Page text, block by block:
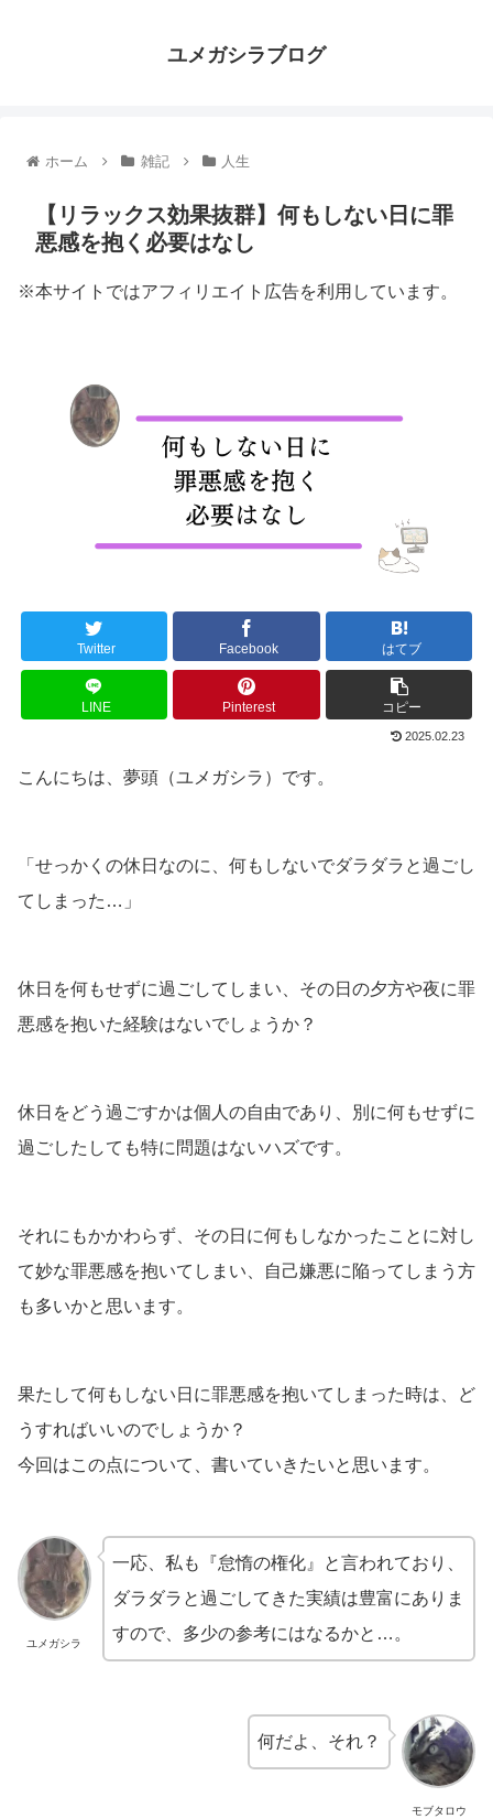
ユメガシラブログ
ホーム 雑記 人生
【リラックス効果抜群】何もしない日に罪
悪感を抱く必要はなし
※本サイトではアフィリエイト広告を利用しています。
Twitter Facebook はてブ
LINE Pinterest コピー
2025.02.23
こんにちは、夢頭（ユメガシラ）です。
「せっかくの休日なのに、何もしないでダラダラと過ごし
てしまった…」
休日を何もせずに過ごしてしまい、その日の夕方や夜に罪
悪感を抱いた経験はないでしょうか？
休日をどう過ごすかは個人の自由であり、別に何もせずに
過ごしたしても特に問題はないハズです。
それにもかかわらず、その日に何もしなかったことに対し
て妙な罪悪感を抱いてしまい、自己嫌悪に陥ってしまう方
も多いかと思います。
果たして何もしない日に罪悪感を抱いてしまった時は、ど
うすればいいのでしょうか？
今回はこの点について、書いていきたいと思います。
ユメガシラ
一応、私も『怠惰の権化』と言われており、
ダラダラと過ごしてきた実績は豊富にありま
すので、多少の参考にはなるかと…。
モブタロウ
何だよ、それ？